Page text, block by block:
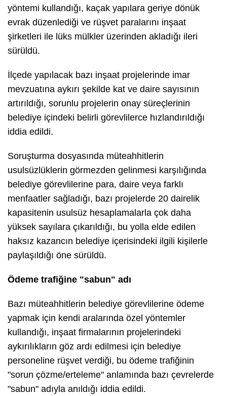
yöntemi kullandığı, kaçak yapılara geriye dönük
evrak düzenlediği ve rüşvet paralarını inşaat
şirketleri ile lüks mülkler üzerinden akladığı ileri
sürüldü.
İlçede yapılacak bazı inşaat projelerinde imar
mevzuatına aykırı şekilde kat ve daire sayısının
artırıldığı, sorunlu projelerin onay süreçlerinin
belediye içindeki belirli görevlilerce hızlandırıldığı
iddia edildi.
Soruşturma dosyasında müteahhitlerin
usulsüzlüklerin görmezden gelinmesi karşılığında
belediye görevlilerine para, daire veya farklı
menfaatler sağladığı, bazı projelerde 20 dairelik
kapasitenin usulsüz hesaplamalarla çok daha
yüksek sayılara çıkarıldığı, bu yolla elde edilen
haksız kazancın belediye içerisindeki ilgili kişilerle
paylaşıldığı öne sürüldü.
Ödeme trafiğine "sabun" adı
Bazı müteahhitlerin belediye görevlilerine ödeme
yapmak için kendi aralarında özel yöntemler
kullandığı, inşaat firmalarının projelerindeki
aykırılıkların göz ardı edilmesi için belediye
personeline rüşvet verdiği, bu ödeme trafiğinin
"sorun çözme/erteleme" anlamında bazı çevrelerde
"sabun" adıyla anıldığı iddia edildi.